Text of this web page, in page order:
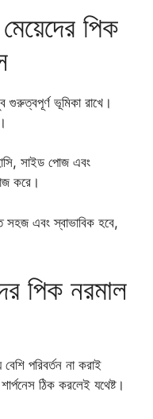
পিক
গুরুত্বপূর্ণ ভূমিকা রাখে।
সাইড পোজ এবং
করে।
সহজ এবং স্বাভাবিক হবে,
পিক নরমাল
পরিবর্তন না করাই
ঠিক করলেই যথেষ্ট।